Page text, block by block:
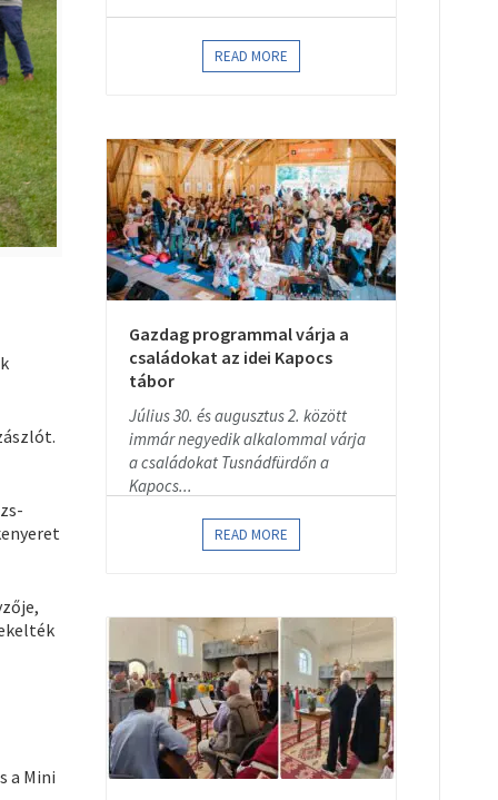
a Mini
READ MORE
Gazdag programmal várja a
családokat az idei Kapocs
tábor
Július 30. és augusztus 2. között
immár negyedik alkalommal várja
a családokat Tusnádfürdőn a
Kapocs...
READ MORE